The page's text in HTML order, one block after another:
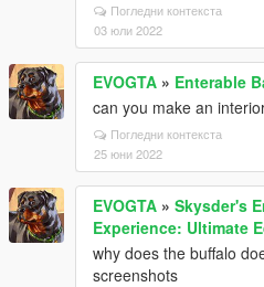
Погледни контекста
03 юли 2022
EVOGTA » Enterable
can you make an
Погледни контекста
25 юни 2022
EVOGTA » Skysder's
Experience: Ultimate
why does the buffalo
screenshots